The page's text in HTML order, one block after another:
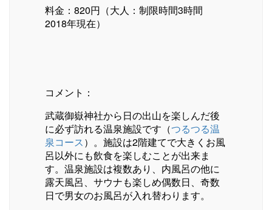
料金：820円（大人：制限時間3時間
2018年現在）
コメント：
武蔵御嶽神社から日の出山を楽しんだ後
に必ず訪れる温泉施設です（つるつる温
泉コース）。施設は2階建てで大きくお風
呂以外にも飲食を楽しむことが出来ま
す。温泉施設は複数あり、内風呂の他に
露天風呂、サウナも楽しめ偶数日、奇数
日で男女のお風呂が入れ替わります。